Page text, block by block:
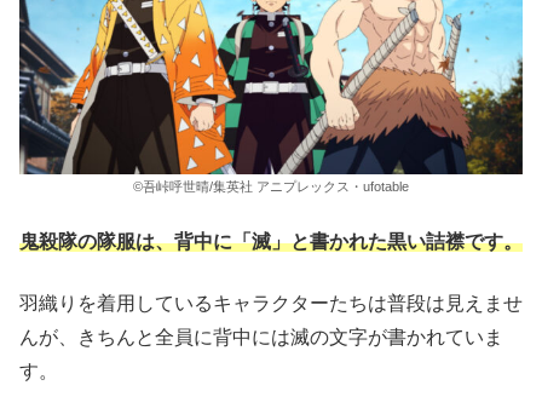
©吾峠呼世晴/集英社 アニプレックス・ufotable
鬼殺隊の隊服は、背中に「滅」と書かれた黒い詰襟です。
羽織りを着用しているキャラクターたちは普段は見えませ
んが、きちんと全員に背中には滅の文字が書かれていま
す。